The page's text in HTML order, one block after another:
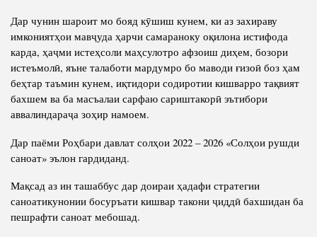
Дар чунин шароит мо бояд кӯшиш кунем, ки аз захираву
имкониятҳои мавҷуда ҳарчи самараноку оқилона истифода
карда, ҳаҷми истеҳсоли маҳсулотро афзоиш диҳем, бозори
истеъмолӣ, яъне талаботи мардумро бо маводи ғизоӣ боз ҳам
беҳтар таъмин кунем, иқтидори содиротии кишварро тақвият
бахшем ва ба масъалаи сарфаю сариштакорӣ эътибори
аввалиндараҷа зоҳир намоем.
Дар паёми Роҳбари давлат солҳои 2022 – 2026 «Солҳои рушди
саноат» эълон гардиданд.
Мақсад аз ин ташаббус дар доираи ҳадафи стратегии
саноатикунонии босуръати кишвар такони ҷиддӣ бахшидан ба
пешрафти саноат мебошад.